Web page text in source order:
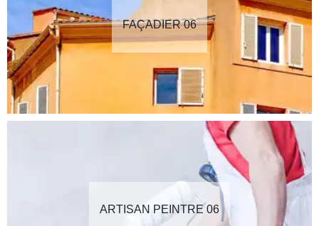
FAÇADIER 06
ARTISAN PEINTRE 06